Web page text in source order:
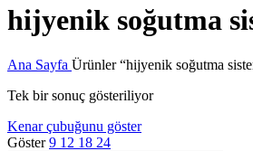
hijyenik soğutma
Ana Sayfa Ürünler “hijyenik soğutma
Tek bir sonuç gösteriliyor
Kenar çubuğunu göster
Göster9 12 18 24